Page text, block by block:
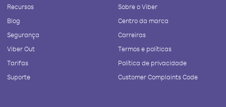
Recursos
Blog
Segurança
Viber Out
Tarifas
Suporte
Sobre o Viber
Centro da marca
Carreiras
Termos e políticas
Política de privacidade
Customer Complaints Code